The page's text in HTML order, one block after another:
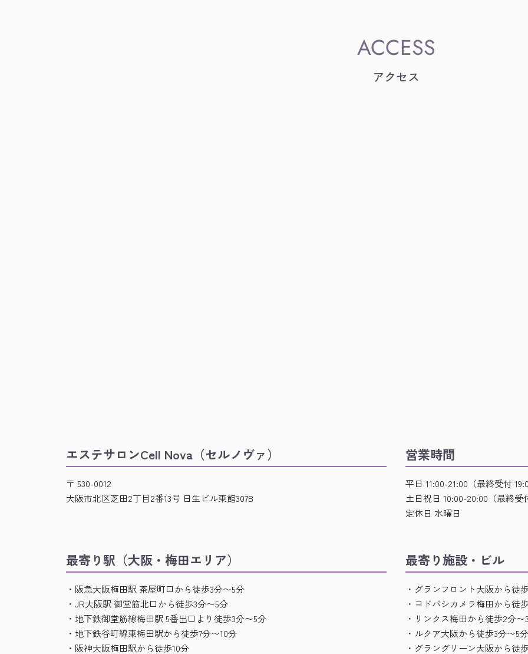
アクセス
エステサロンCell Nova（セルノヴァ）
〒 530-0012
大阪市北区芝田2丁目2番13号 日生ビル東館307B
営業時間
平日 11:00-21:00（最終受付
土日祝日 10:00-20:00（最終受
定休日 水曜日
最寄り駅（大阪・梅田エリア）
・阪急大阪梅田駅 茶屋町口から徒歩3分〜5分
・JR大阪駅 御堂筋北口から徒歩3分〜5分
・地下鉄御堂筋線梅田駅 5番出口より徒歩3分〜5分
・地下鉄谷町線東梅田駅から徒歩7分〜10分
・阪神大阪梅田駅から徒歩10分
最寄り施設・ビル
・グランフロント大阪から徒
・ヨドバシカメラ梅田から徒
・リンクス梅田から徒歩2分〜
・ルクア大阪から徒歩3分〜5分
・グラングリーン大阪から徒